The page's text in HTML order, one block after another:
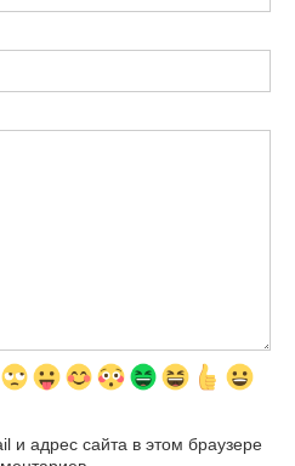
и адрес сайта в этом браузере